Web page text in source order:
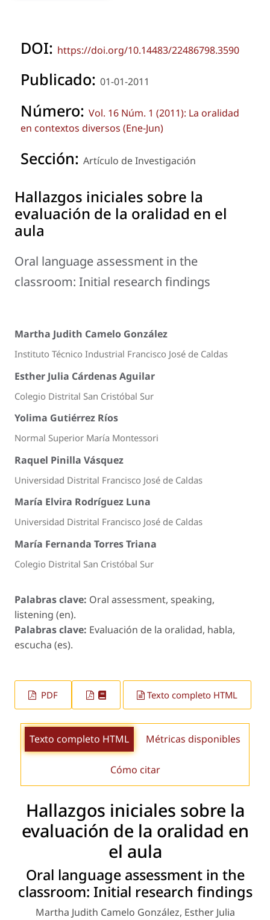
DOI: https://doi.org/10.14483/22486798.3590
Publicado: 01-01-2011
Número: Vol. 16 Núm. 1 (2011): La oralidad
en contextos diversos (Ene-Jun)
Sección: Artículo de Investigación
Hallazgos iniciales sobre la
evaluación de la oralidad en el
aula
Oral language assessment in the
classroom: Initial research findings
Martha Judith Camelo González
Instituto Técnico Industrial Francisco José de Caldas
Esther Julia Cárdenas Aguilar
Colegio Distrital San Cristóbal Sur
Yolima Gutiérrez Ríos
Normal Superior María Montessori
Raquel Pinilla Vásquez
Universidad Distrital Francisco José de Caldas
María Elvira Rodríguez Luna
Universidad Distrital Francisco José de Caldas
María Fernanda Torres Triana
Colegio Distrital San Cristóbal Sur
Palabras clave: Oral assessment, speaking,
listening (en).
Palabras clave: Evaluación de la oralidad, habla,
escucha (es).
PDF Texto completo HTML
Texto completo HTML Métricas disponibles
Cómo citar
Hallazgos iniciales sobre la
evaluación de la oralidad en
el aula
Oral language assessment in the
classroom: Initial research findings
Martha Judith Camelo González, Esther Julia